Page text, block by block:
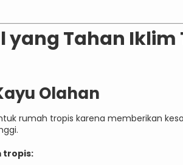
yang Tahan Iklim
Olahan
rumah tropis karena memberikan
tropis: